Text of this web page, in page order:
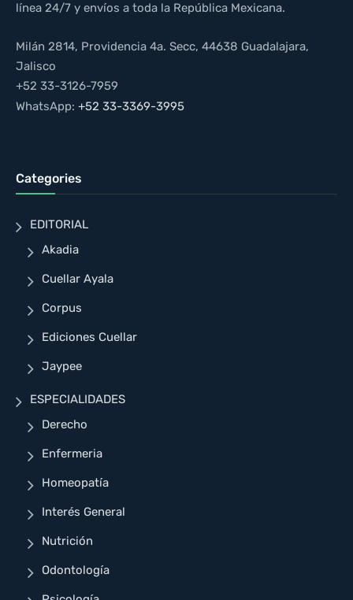
línea 24/7 y envíos a toda la República Mexicana.
Milán 2814, Providencia 4a. Secc, 44638 Guadalajara,
Jalisco
+52 33-3126-7959
WhatsApp: +52 33-3369-3995
Categories
EDITORIAL
Akadia
Cuellar Ayala
Corpus
Ediciones Cuellar
Jaypee
ESPECIALIDADES
Derecho
Enfermeria
Homeopatía
Interés General
Nutrición
Odontología